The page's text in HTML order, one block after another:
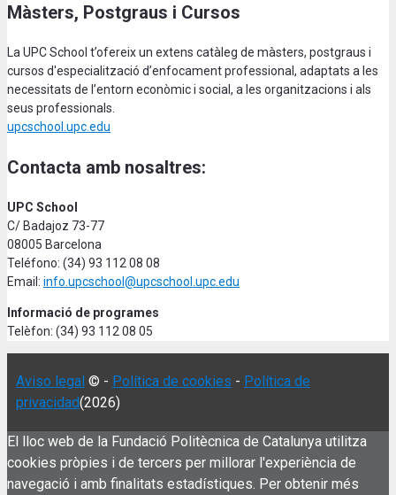
Màsters, Postgraus i Cursos
La UPC School t’ofereix un extens catàleg de màsters, postgraus i
cursos d'especialització d’enfocament professional, adaptats a les
necessitats de l’entorn econòmic i social, a les organitzacions i als
seus professionals.
upcschool.upc.edu
Contacta amb nosaltres:
UPC School
C/ Badajoz 73-77
08005 Barcelona
Teléfono: (34) 93 112 08 08
Email: info.upcschool@upcschool.upc.edu
Informació de programes
Telèfon: (34) 93 112 08 05
Aviso legal © - Política de cookies - Política de
privacidad(2026)
El lloc web de la Fundació Politècnica de Catalunya utilitza
cookies pròpies i de tercers per millorar l'experiència de
navegació i amb finalitats estadístiques. Per obtenir més